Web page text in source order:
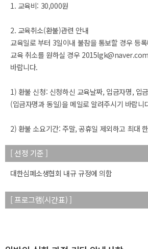
1. 교육비: 30,000원
2. 교육취소(환불)관련 안내
교육일로 부터 3일이내 불참을 통보할 경우 등
교육 취소를 원하실 경우
바랍니다.
1) 환불 신청: 신청하신 교육날짜, 입금자명, 입
(입금자명과 동일)을 메일로 알려주시기 바랍니
2) 환불 소요기간: 주말, 공휴일 제외하고 최대
[ 선정 기준 ]
대한심폐소생협회 내규 규정에 의함
[ 프로그램(시간표) ]